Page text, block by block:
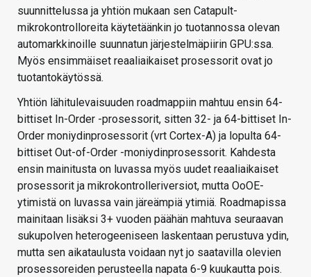
suunnittelussa ja yhtiön mukaan sen Catapult-
mikrokontrolloreita käytetäänkin jo tuotannossa olevan
automarkkinoille suunnatun järjestelmäpiirin GPU:ssa.
Myös ensimmäiset reaaliaikaiset prosessorit ovat jo
tuotantokäytössä.
Yhtiön lähitulevaisuuden roadmappiin mahtuu ensin 64-
bittiset In-Order -prosessorit, sitten 32- ja 64-bittiset In-
Order moniydinprosessorit (vrt Cortex-A) ja lopulta 64-
bittiset Out-of-Order -moniydinprosessorit. Kahdesta
ensin mainitusta on luvassa myös uudet reaaliaikaiset
prosessorit ja mikrokontrolleriversiot, mutta OoOE-
ytimistä on luvassa vain järeämpiä ytimiä. Roadmapissa
mainitaan lisäksi 3+ vuoden päähän mahtuva seuraavan
sukupolven heterogeeniseen laskentaan perustuva ydin,
mutta sen aikataulusta voidaan nyt jo saatavilla olevien
prosessoreiden perusteella napata 6-9 kuukautta pois.